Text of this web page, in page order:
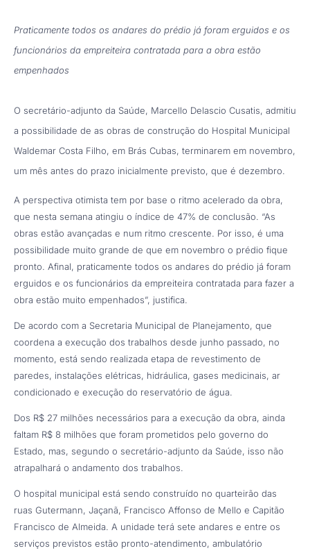
Praticamente todos os andares do prédio já foram erguidos e os
funcionários da empreiteira contratada para a obra estão
empenhados
O secretário-adjunto da Saúde, Marcello Delascio Cusatis, admitiu
a possibilidade de as obras de construção do Hospital Municipal
Waldemar Costa Filho, em Brás Cubas, terminarem em novembro,
um mês antes do prazo inicialmente previsto, que é dezembro.
A perspectiva otimista tem por base o ritmo acelerado da obra,
que nesta semana atingiu o índice de 47% de conclusão. “As
obras estão avançadas e num ritmo crescente. Por isso, é uma
possibilidade muito grande de que em novembro o prédio fique
pronto. Afinal, praticamente todos os andares do prédio já foram
erguidos e os funcionários da empreiteira contratada para fazer a
obra estão muito empenhados”, justifica.
De acordo com a Secretaria Municipal de Planejamento, que
coordena a execução dos trabalhos desde junho passado, no
momento, está sendo realizada etapa de revestimento de
paredes, instalações elétricas, hidráulica, gases medicinais, ar
condicionado e execução do reservatório de água.
Dos R$ 27 milhões necessários para a execução da obra, ainda
faltam R$ 8 milhões que foram prometidos pelo governo do
Estado, mas, segundo o secretário-adjunto da Saúde, isso não
atrapalhará o andamento dos trabalhos.
O hospital municipal está sendo construído no quarteirão das
ruas Gutermann, Jaçanã, Francisco Affonso de Mello e Capitão
Francisco de Almeida. A unidade terá sete andares e entre os
serviços previstos estão pronto-atendimento, ambulatório